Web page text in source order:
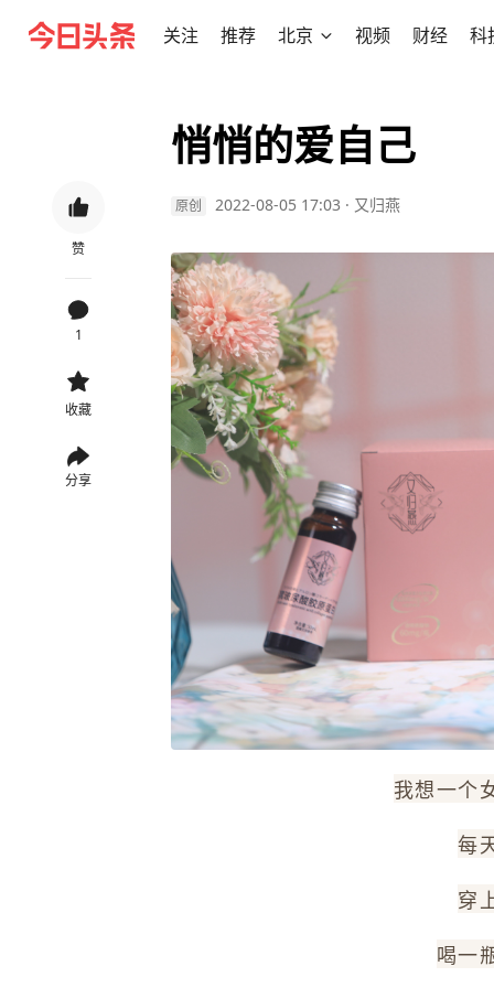
关注 推荐 北京 视频 财经 科
赞
1
收藏
分享
悄悄的爱自己
原创 2022-08-05 17:03 · 又归燕
我想一个
每
穿
喝一